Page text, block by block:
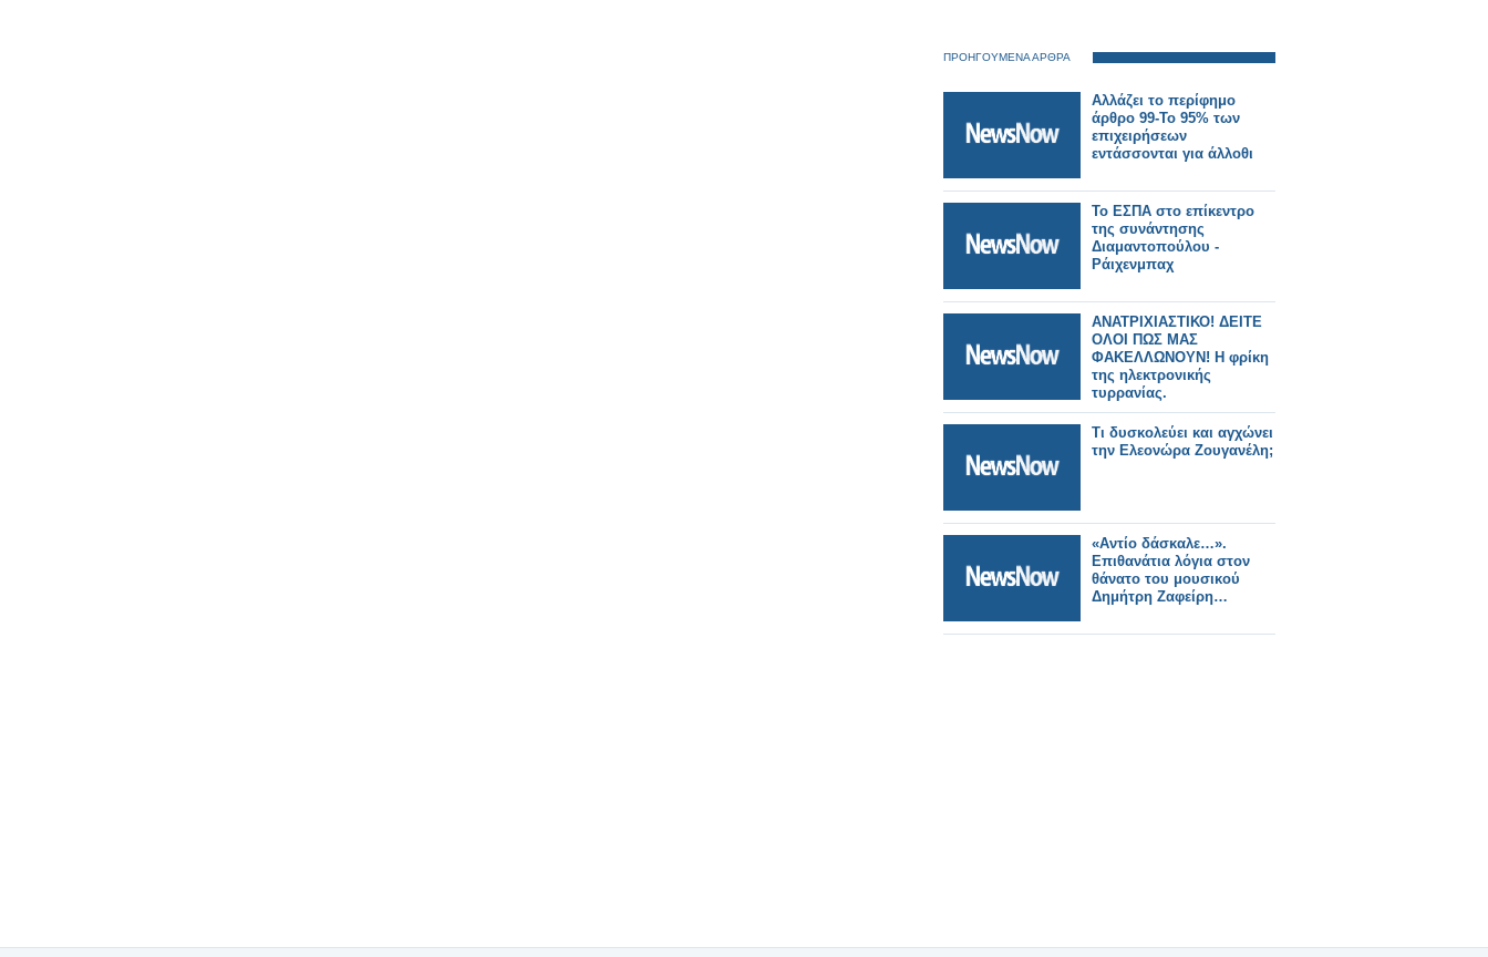
ΠΡΟΗΓΟΥΜΕΝΑ ΑΡΘΡΑ
Αλλάζει το περίφημο
άρθρο 99-Το 95% των
επιχειρήσεων
εντάσσονται για άλλοθι
Το ΕΣΠΑ στο επίκεντρο
της συνάντησης
Διαμαντοπούλου -
Ράιχενμπαχ
ΑΝΑΤΡΙΧΙΑΣΤΙΚΟ! ΔΕΙΤΕ
OΛΟΙ ΠΩΣ ΜΑΣ
ΦΑΚΕΛΛΩΝΟΥΝ! Η φρίκη
της ηλεκτρονικής
τυρρανίας.
Τι δυσκολεύει και αγχώνει
την Ελεονώρα Ζουγανέλη;
«Αντίο δάσκαλε…».
Επιθανάτια λόγια στον
θάνατο του μουσικού
Δημήτρη Ζαφείρη…